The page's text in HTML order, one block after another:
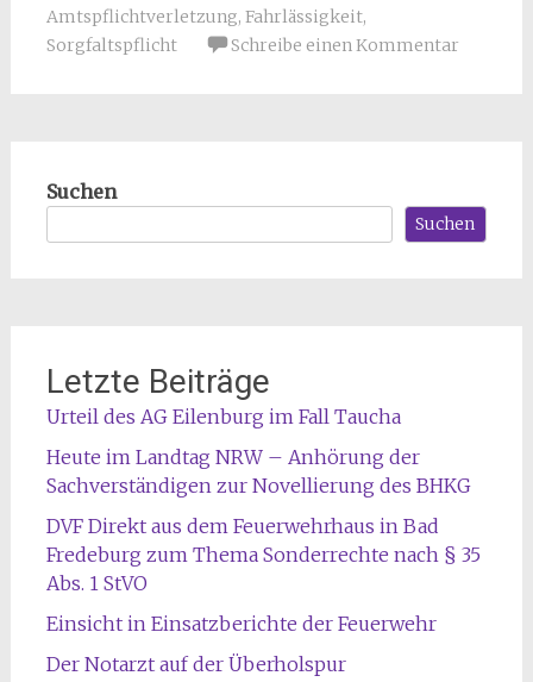
Amtspflichtverletzung, Fahrlässigkeit,
Sorgfaltspflicht
Schreibe einen Kommentar
Suchen
Suchen
Letzte Beiträge
Urteil des AG Eilenburg im Fall Taucha
Heute im Landtag NRW – Anhörung der
Sachverständigen zur Novellierung des BHKG
DVF Direkt aus dem Feuerwehrhaus in Bad
Fredeburg zum Thema Sonderrechte nach § 35
Abs. 1 StVO
Einsicht in Einsatzberichte der Feuerwehr
Der Notarzt auf der Überholspur